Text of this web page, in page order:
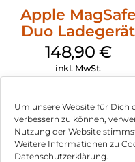
Um unsere Website für
verbessern zu können,
Nutzung der Website
Weitere Informationen zu
Datenschutzerklärung.
Apple MagSafe
Duo Ladegerät
Weiß
148,90 €
inkl. MwSt.
Impressum